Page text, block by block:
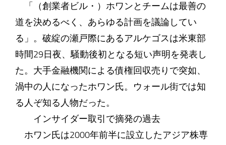
「（創業者ビル・）ホワンとチームは最善の
道を決めるべく、あらゆる計画を議論してい
る」。破綻の瀬戸際にあるアルケゴスは米東部
時間29日夜、騒動後初となる短い声明を発表し
た。大手金融機関による債権回収売りで突如、
渦中の人になったホワン氏。ウォール街では知
る人ぞ知る人物だった。
インサイダー取引で摘発の過去
ホワン氏は2000年前半に設立したアジア株専